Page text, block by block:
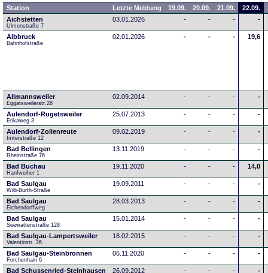
Station Letzte Meldung 19.09. 20.09. 21.09. 22.09.
Aichstetten
Ulmenstraße 7
03.01.2026 - - - -
Albbruck
Bahnhofstraße
02.01.2026 - - - 19,6
Allmannsweiler
Eggatsweilerstr.28
02.09.2014 - - - -
Aulendorf-Rugetsweiler
Erikaweg 3
25.07.2013 - - - -
Aulendorf-Zollenreute
Imterstraße 12
09.02.2019 - - - -
Bad Bellingen
Rheinstraße 76
13.11.2019 - - - -
Bad Buchau
Hanfweiher 1
19.11.2020 - - - 14,0
Bad Saulgau
Willi-Burth-Straße
19.09.2011 - - - -
Bad Saulgau
Eichendorffweg
28.03.2013 - - - -
Bad Saulgau
Seewattenstraße 128
15.01.2014 - - - -
Bad Saulgau-Lampertsweiler
Valentinstr. 26
18.02.2015 - - - -
Bad Saulgau-Steinbronnen
Forchenhain 6
06.11.2020 - - - -
Bad Schussenried-Steinhausen 26.09.2012 - - - -